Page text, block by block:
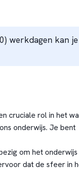
werkdagen kan
cruciale rol in het
onderwijs. Je bent
om het
dat de sfeer in